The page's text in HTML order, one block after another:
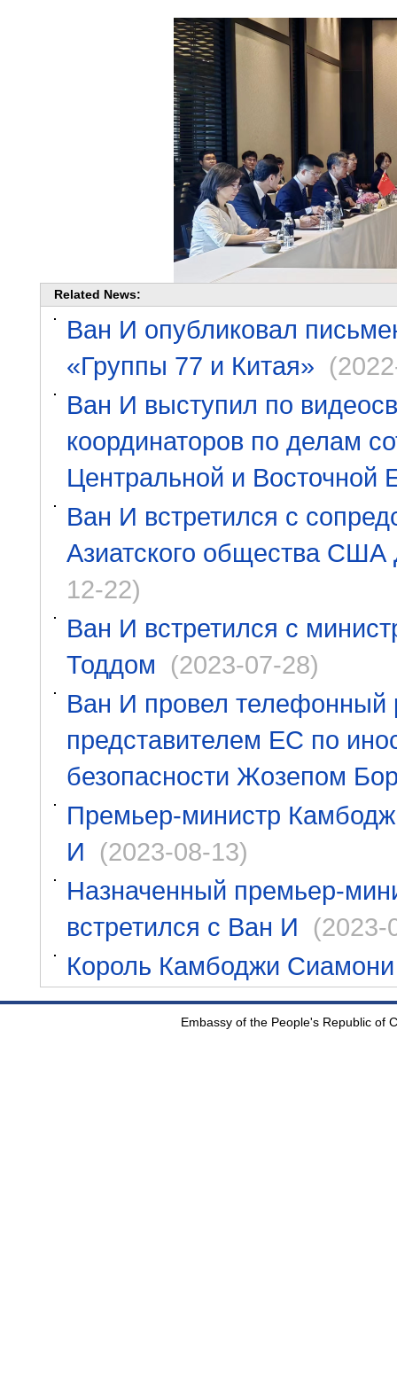
Related News:
Ван И опубликовал
«Группы 77 и Китая»
Ван И выступил по
координаторов по делам
Центральной и Восточной
Ван И встретился с
Азиатского общества
12-22)
Ван И встретился с
Тоддом
(2023-07-28)
Ван И провел телефонный
представителем ЕС по
безопасности Жозепом
Премьер-министр
И
(2023-08-13)
Назначенный премьер-
встретился с Ван И
(2023-
Король Камбоджи
Embassy of the People's Republic of